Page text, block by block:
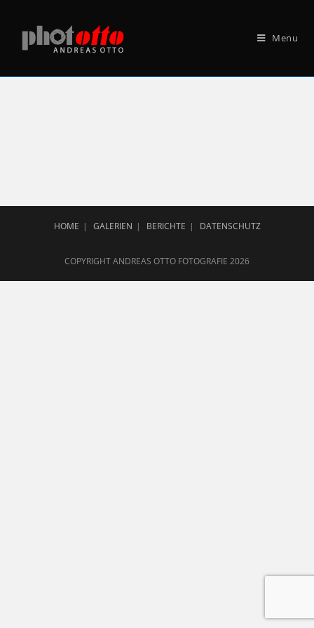
Menu
HOME GALERIEN BERICHTE DATENSCHUTZ
COPYRIGHT ANDREAS OTTO FOTOGRAFIE 2026